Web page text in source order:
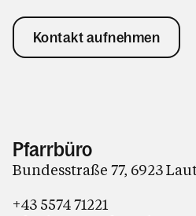
Kontakt aufnehmen
Pfarrbüro
Bundesstraße 77, 6923
+43 5574 71221